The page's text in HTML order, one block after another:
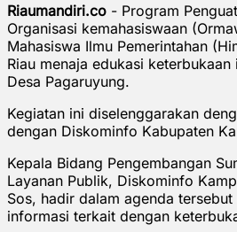
Riaumandiri.co - Program
Organisasi kemahasiswaan
Mahasiswa Ilmu Pemerintahan
Riau menaja edukasi
Desa Pagaruyung.
Kegiatan ini diselenggarakan
dengan Diskominfo Kabupaten
Kepala Bidang Pengembangan
Layanan Publik, Diskominfo
Sos, hadir dalam agenda
informasi terkait dengan